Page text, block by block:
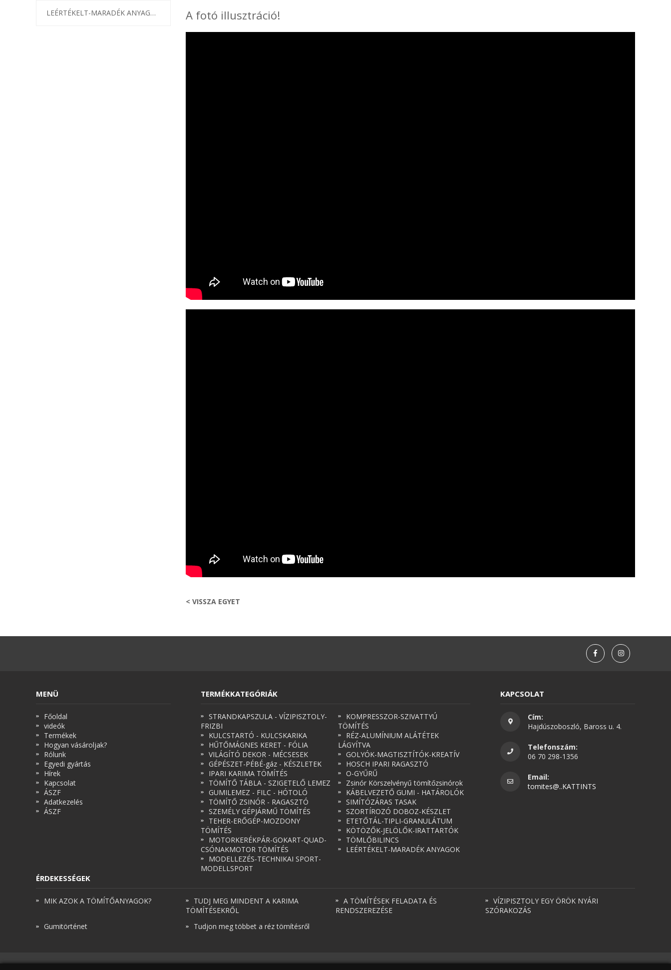
LEÉRTÉKELT-MARADÉK ANYAGOK
A fotó illusztráció!
< VISSZA EGYET
MENÜ
Főoldal
videók
Termékek
Hogyan vásároljak?
Rólunk
Egyedi gyártás
Hírek
Kapcsolat
ÁSZF
Adatkezelés
ÁSZF
TERMÉKKATEGÓRIÁK
STRANDKAPSZULA - VÍZIPISZTOLY-
FRIZBI
KULCSTARTÓ - KULCSKARIKA
HŰTŐMÁGNES KERET - FÓLIA
VILÁGÍTÓ DEKOR - MÉCSESEK
GÉPÉSZET-PÉBÉ-gáz - KÉSZLETEK
IPARI KARIMA TÖMÍTÉS
TÖMÍTŐ TÁBLA - SZIGETELŐ LEMEZ
GUMILEMEZ - FILC - HÓTOLÓ
TÖMÍTŐ ZSINÓR - RAGASZTÓ
SZEMÉLY GÉPJÁRMŰ TÖMÍTÉS
TEHER-ERŐGÉP-MOZDONY
TÖMÍTÉS
MOTORKERÉKPÁR-GOKART-QUAD-
CSÓNAKMOTOR TÖMÍTÉS
MODELLEZÉS-TECHNIKAI SPORT-
MODELLSPORT
KOMPRESSZOR-SZIVATTYÚ
TÖMÍTÉS
RÉZ-ALUMÍNIUM ALÁTÉTEK
LÁGYÍTVA
GOLYÓK-MAGTISZTÍTÓK-KREATÍV
HOSCH IPARI RAGASZTÓ
O-GYŰRŰ
Zsinór Körszelvényű tömítőzsinórok
KÁBELVEZETŐ GUMI - HATÁROLÓK
SIMÍTÓZÁRAS TASAK
SZORTÍROZÓ DOBOZ-KÉSZLET
ETETŐTÁL-TIPLI-GRANULÁTUM
KÖTÖZŐK-JELÖLŐK-IRATTARTÓK
TÖMLŐBILINCS
LEÉRTÉKELT-MARADÉK ANYAGOK
KAPCSOLAT
Cím:
Hajdúszoboszló, Baross u. 4.
Telefonszám:
06 70 298-1356
Email:
tomites@..KATTINTS
ÉRDEKESSÉGEK
MIK AZOK A TÖMÍTŐANYAGOK?
TUDJ MEG MINDENT A KARIMA
TÖMÍTÉSEKRŐL
A TÖMÍTÉSEK FELADATA ÉS
RENDSZEREZÉSE
VÍZIPISZTOLY EGY ÖRÖK NYÁRI
SZÓRAKOZÁS
Gumitörténet
Tudjon meg többet a réz tömítésről